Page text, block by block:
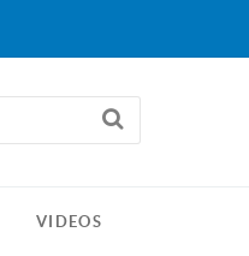
VIDEOS